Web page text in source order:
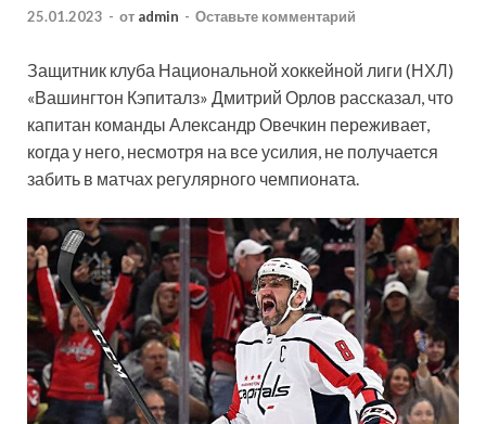
25.01.2023 - от admin - Оставьте комментарий
Защитник клуба Национальной хоккейной лиги (НХЛ)
«Вашингтон Кэпиталз» Дмитрий Орлов рассказал, что
капитан команды Александр Овечкин переживает,
когда у него, несмотря на все усилия, не получается
забить в матчах регулярного чемпионата.